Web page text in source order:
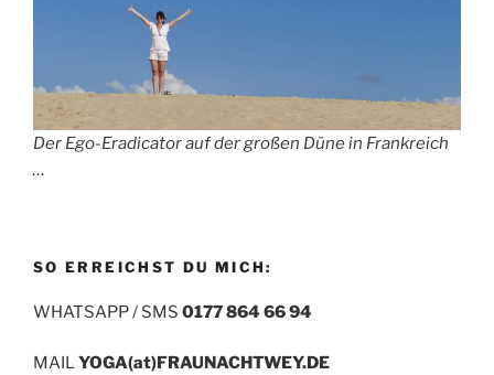
Der Ego-Eradicator auf der großen Düne in Frankreich
…
SO ERREICHST DU MICH:
WHATSAPP / SMS 0177 864 66 94
MAILYOGA(at)FRAUNACHTWEY.DE